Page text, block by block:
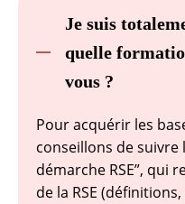
Je suis
quelle
vous ?
Pour acquérir les
conseillons de suivre
démarche RSE”, qui
de la RSE